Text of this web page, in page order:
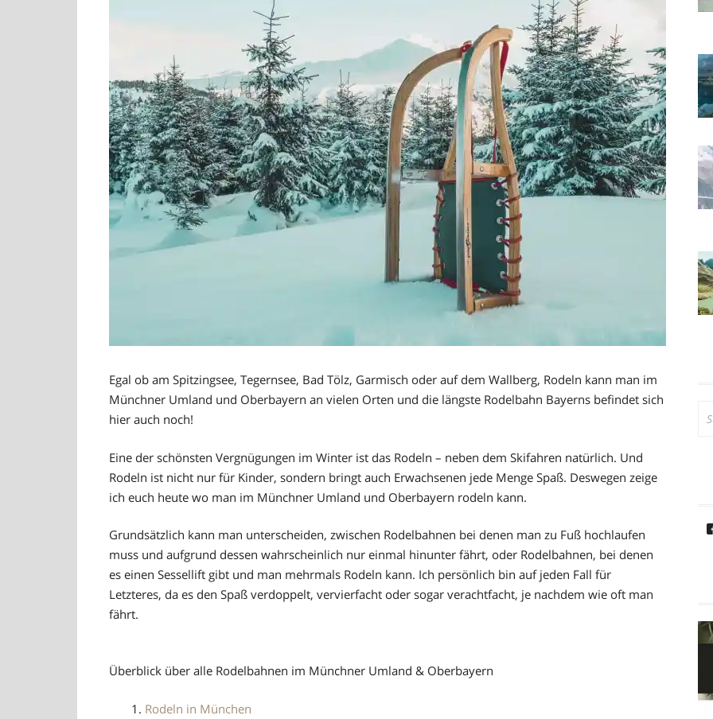
Egal ob am Spitzingsee, Tegernsee, Bad Tölz, Garmisch oder auf dem Wallberg, Rodeln kann man im
Münchner Umland und Oberbayern an vielen Orten und die längste Rodelbahn Bayerns befindet sich
hier auch noch!
Eine der schönsten Vergnügungen im Winter ist das Rodeln – neben dem Skifahren natürlich. Und
Rodeln ist nicht nur für Kinder, sondern bringt auch Erwachsenen jede Menge Spaß. Deswegen zeige
ich euch heute wo man im Münchner Umland und Oberbayern rodeln kann.
Grundsätzlich kann man unterscheiden, zwischen Rodelbahnen bei denen man zu Fuß hochlaufen
muss und aufgrund dessen wahrscheinlich nur einmal hinunter fährt, oder Rodelbahnen, bei denen
es einen Sessellift gibt und man mehrmals Rodeln kann. Ich persönlich bin auf jeden Fall für
Letzteres, da es den Spaß verdoppelt, vervierfacht oder sogar verachtfacht, je nachdem wie oft man
fährt.
Überblick über alle Rodelbahnen im Münchner Umland & Oberbayern
Rodeln in München